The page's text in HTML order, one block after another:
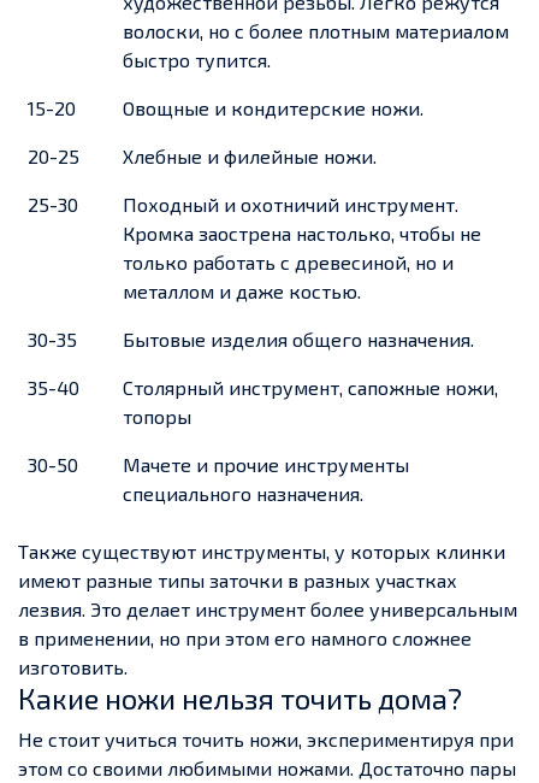
волоски, но с более плотным материалом
быстро тупится.
15-20 Овощные и кондитерские ножи.
20-25 Хлебные и филейные ножи.
25-30
Походный и охотничий инструмент.
Кромка заострена настолько, чтобы не
только работать с древесиной, но и
металлом и даже костью.
30-35 Бытовые изделия общего назначения.
35-40
Столярный инструмент, сапожные ножи,
топоры
30-50
Мачете и прочие инструменты
специального назначения.
Также существуют инструменты, у которых клинки
имеют разные типы заточки в разных участках
лезвия. Это делает инструмент более универсальным
в применении, но при этом его намного сложнее
изготовить.
Какие ножи нельзя точить дома?
Не стоит учиться точить ножи, экспериментируя при
этом со своими любимыми ножами. Достаточно пары